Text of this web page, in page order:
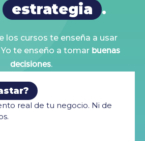
estrategia .
los cursos te enseña a usar
te enseño a tomar buenas
decisiones.
real de tu negocio. Ni de